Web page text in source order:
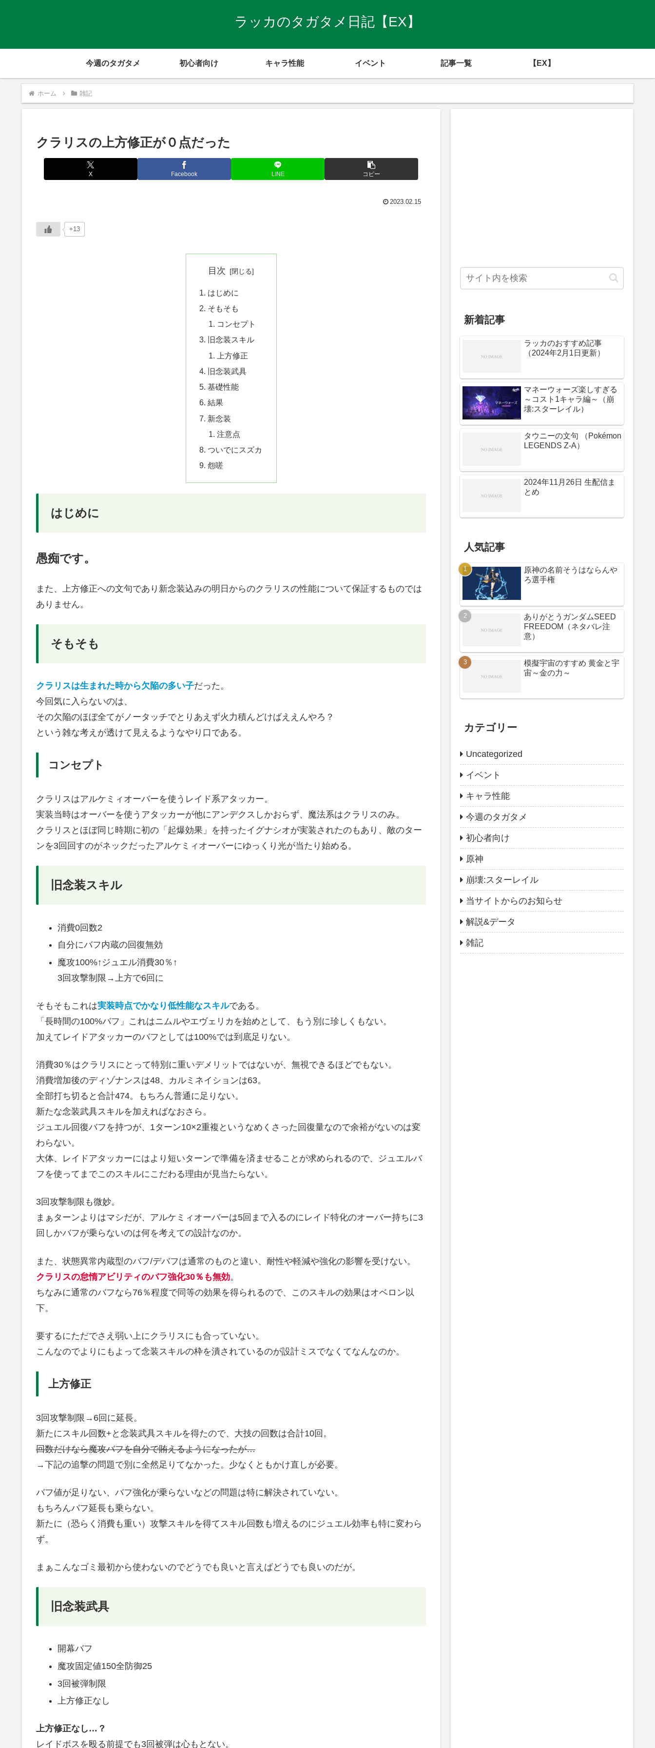
ラッカのタガタメ日記【EX】
今週のタガタメ 初心者向け キャラ性能 イベント 記事一覧 【EX】
ホーム 雑記
クラリスの上方修正が０点だった
X Facebook LINE コピー
2023.02.15
+13
目次
はじめに
そもそも
コンセプト
旧念装スキル
上方修正
旧念装武具
基礎性能
結果
新念装
注意点
ついでにスズカ
怨嗟
はじめに
愚痴です。
また、上方修正への文句であり新念装込みの明日からのクラリスの性能について保証するものでは
ありません。
そもそも
クラリスは生まれた時から欠陥の多い子だった。
今回気に入らないのは、
その欠陥のほぼ全てがノータッチでとりあえず火力積んどけばええんやろ？
という雑な考えが透けて見えるようなやり口である。
コンセプト
クラリスはアルケミィオーバーを使うレイド系アタッカー。
実装当時はオーバーを使うアタッカーが他にアンデクスしかおらず、魔法系はクラリスのみ。
クラリスとほぼ同じ時期に初の「起爆効果」を持ったイグナシオが実装されたのもあり、敵のター
ンを3回回すのがネックだったアルケミィオーバーにゆっくり光が当たり始める。
旧念装スキル
消費0回数2
自分にバフ内蔵の回復無効
魔攻100%↑ジュエル消費30％↑
3回攻撃制限→上方で6回に
そもそもこれは実装時点でかなり低性能なスキルである。
「長時間の100%バフ」これはニムルやエヴェリカを始めとして、もう別に珍しくもない。
加えてレイドアタッカーのバフとしては100%では到底足りない。
消費30％はクラリスにとって特別に重いデメリットではないが、無視できるほどでもない。
消費増加後のディゾナンスは48、カルミネイションは63。
全部打ち切ると合計474。もちろん普通に足りない。
新たな念装武具スキルを加えればなおさら。
ジュエル回復バフを持つが、1ターン10×2重複というなめくさった回復量なので余裕がないのは変
わらない。
大体、レイドアタッカーにはより短いターンで準備を済ませることが求められるので、ジュエルバ
フを使ってまでこのスキルにこだわる理由が見当たらない。
3回攻撃制限も微妙。
まぁターンよりはマシだが、アルケミィオーバーは5回まで入るのにレイド特化のオーバー持ちに3
回しかバフが乗らないのは何を考えての設計なのか。
また、状態異常内蔵型のバフ/デバフは通常のものと違い、耐性や軽減や強化の影響を受けない。
クラリスの怠惰アビリティのバフ強化30％も無効。
ちなみに通常のバフなら76％程度で同等の効果を得られるので、このスキルの効果はオベロン以
下。
要するにただでさえ弱い上にクラリスにも合っていない。
こんなのでよりにもよって念装スキルの枠を潰されているのが設計ミスでなくてなんなのか。
上方修正
3回攻撃制限→6回に延長。
新たにスキル回数+と念装武具スキルを得たので、大技の回数は合計10回。
回数だけなら魔攻バフを自分で賄えるようになったが…
→下記の追撃の問題で別に全然足りてなかった。少なくともかけ直しが必要。
バフ値が足りない、バフ強化が乗らないなどの問題は特に解決されていない。
もちろんバフ延長も乗らない。
新たに（恐らく消費も重い）攻撃スキルを得てスキル回数も増えるのにジュエル効率も特に変わら
ず。
まぁこんなゴミ最初から使わないのでどうでも良いと言えばどうでも良いのだが。
旧念装武具
開幕バフ
魔攻固定値150全防御25
3回被弾制限
上方修正なし
上方修正なし…？
レイドボスを殴る前提でも3回被弾は心もとない。
新着記事
ラッカのおすすめ記事
（2024年2月1日更新）
マネーウォーズ楽しすぎる
～コスト1キャラ編～（崩
壊:スターレイル）
タウニーの文句 （Pokémon
LEGENDS Z-A）
2024年11月26日 生配信ま
とめ
人気記事
原神の名前そうはならんや
ろ選手権
ありがとうガンダムSEED
FREEDOM（ネタバレ注
意）
模擬宇宙のすすめ 黄金と宇
宙～金の力～
カテゴリー
Uncategorized
イベント
キャラ性能
今週のタガタメ
初心者向け
原神
崩壊:スターレイル
当サイトからのお知らせ
解説&データ
雑記